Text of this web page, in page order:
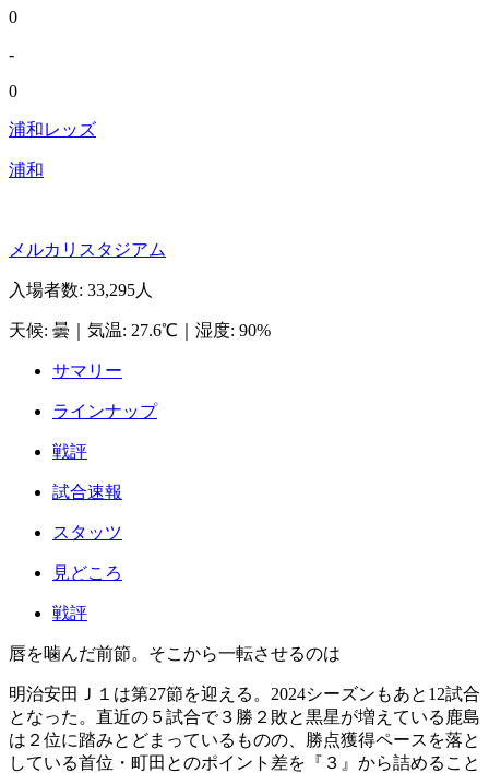
0
-
0
浦和レッズ
浦和
メルカリスタジアム
入場者数: 33,295人
天候: 曇 気温: 27.6℃ 湿度: 90%
サマリー
ラインナップ
戦評
試合速報
スタッツ
見どころ
戦評
唇を噛んだ前節。そこから一転させるのは
明治安田Ｊ１は第27節を迎える。2024シーズンもあと12試合
となった。直近の５試合で３勝２敗と黒星が増えている鹿島
は２位に踏みとどまっているものの、勝点獲得ペースを落と
している首位・町田とのポイント差を『３』から詰めること